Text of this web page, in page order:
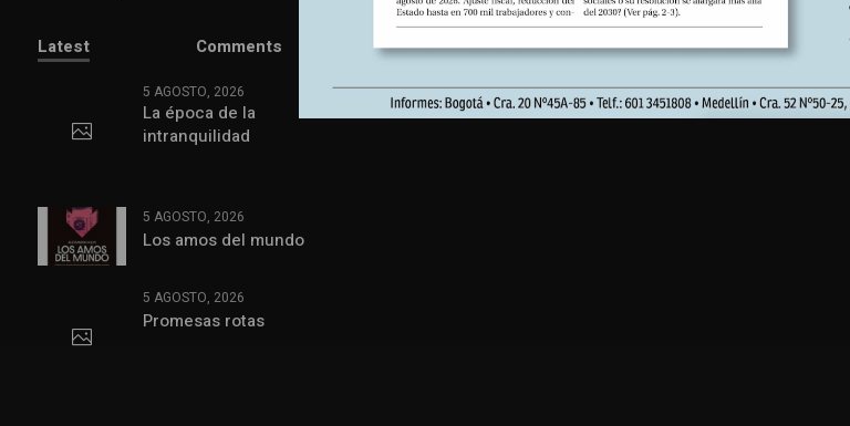
Latest Comments
5 AGOSTO, 2026
La época de la
intranquilidad
5 AGOSTO, 2026
Los amos del mundo
5 AGOSTO, 2026
Promesas rotas